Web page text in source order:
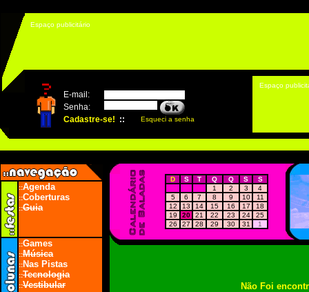
Espaço publicitário
Espaço
::Agenda
::Coberturas
::Guia
::Games
::Música
::Nas Pistas
::Tecnologia
::Vestibular Não Foi
D S T Q Q S
S
1
2 3
4
5
6 7 8 9 10
11
12
13 14 15 16 17
18
19
20 21 22 23 24
25
26
27 28 29 30 31 1